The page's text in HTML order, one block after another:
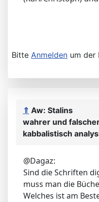
Bitte Anmelden um der
⇑ Aw: Stalins
wahrer und
kabbalistisch
@Dagaz:
Sind die Schriften
muss man die
Welches ist am